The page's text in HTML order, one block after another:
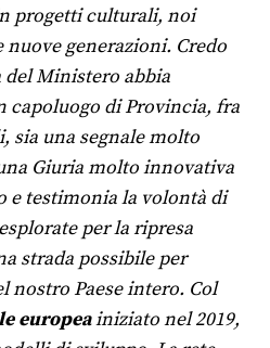
progetti culturali, noi
generazioni. Credo
Ministero abbia
capoluogo di Provincia, fra
sia una segnale molto
Giuria molto innovativa
e testimonia la volontà di
per la ripresa
strada possibile per
nostro Paese intero. Col
europeainiziato nel 2019,